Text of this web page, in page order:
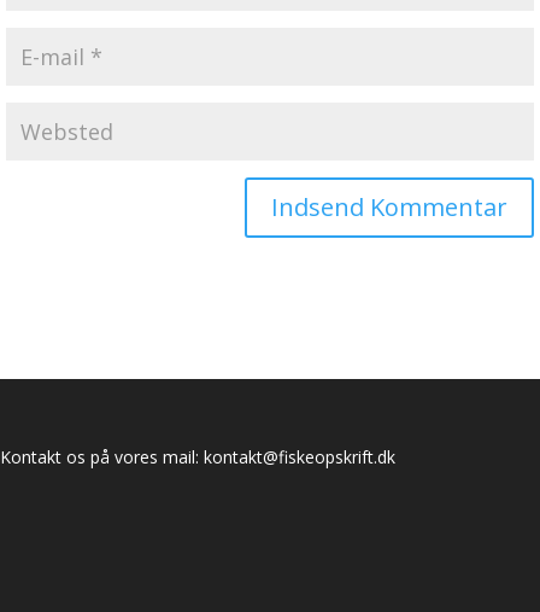
Kontakt os på vores mail: kontakt@fiskeopskrift.dk